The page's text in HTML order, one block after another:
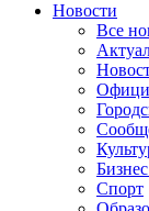
Новости
Все
Спорт